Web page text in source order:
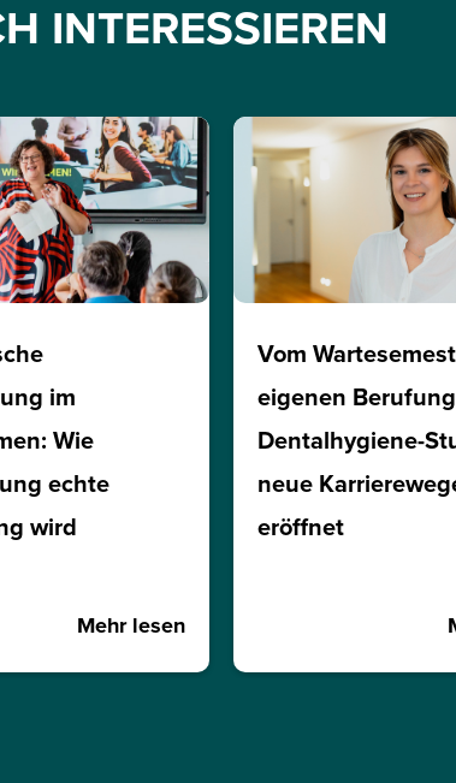
INTERESSIEREN
im
Wie
echte
wird
Mehr lesen
Vom
eigenen
Dentalhygiene-
neue
eröffnet